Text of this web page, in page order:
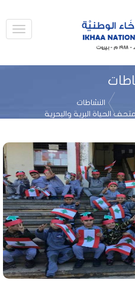
النشاطات
الحياة البرية والبحرية